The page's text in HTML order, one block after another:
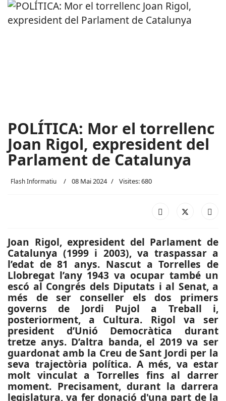
POLÍTICA: Mor el torrellenc
Joan Rigol, expresident del
Parlament de Catalunya
Flash Informatiu 08 Mai 2024 Visites: 680
Joan Rigol, expresident del Parlament de
Catalunya (1999 i 2003), va traspassar a
l’edat de 81 anys. Nascut a Torrelles de
Llobregat l’any 1943 va ocupar també un
escó al Congrés dels Diputats i al Senat, a
més de ser conseller els dos primers
governs de Jordi Pujol a Treball i,
posteriorment, a Cultura. Rigol va ser
president d’Unió Democràtica durant
tretze anys. D’altra banda, el 2019 va ser
guardonat amb la Creu de Sant Jordi per la
seva trajectòria política. A més, va estar
molt vinculat a Torrelles fins al darrer
moment. Precisament, durant la darrera
legislatura, va fer donació d'una part de la